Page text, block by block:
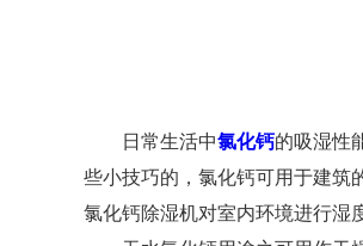
日常生活中氯化钙的吸湿性
些小技巧的，氯化钙可用于建筑
氯化钙除湿机对室内环境进行湿